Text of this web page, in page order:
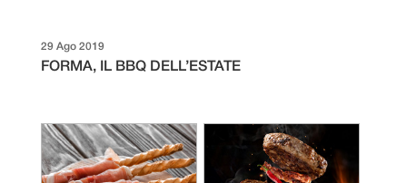
FORMA, IL BBQ DELL’ESTATE
29 Ago 2019